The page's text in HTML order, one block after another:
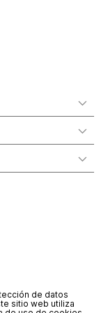
de datos
sitio web utiliza